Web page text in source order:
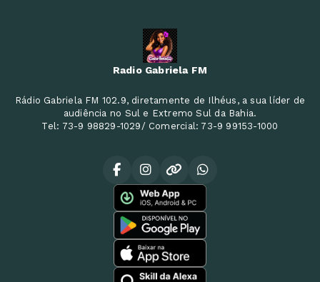
Radio Gabriela FM
Rádio Gabriela FM 102.9, diretamente de Ilhéus, a sua líder de
audiência no Sul e Extremo Sul da Bahia.
Tel: 73-9 98829-1029/ Comercial: 73-9 99153-1000